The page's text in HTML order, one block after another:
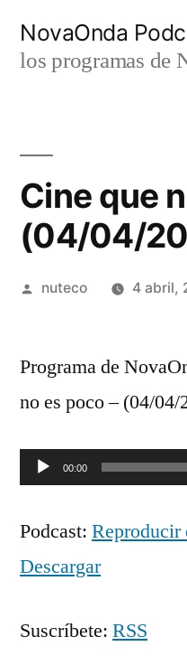
NovaOnda
los programas de
Cine que
(04/04/
Publicada
nuteco 4 abril,
Programa de
no es poco – (04/04/
Reproductor
audio
00:00
Podcast: Reproducir
Descargar
Suscríbete: RSS